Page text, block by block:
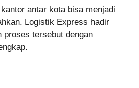
antar kota bisa menjadi
Logistik Express hadir
proses tersebut dengan